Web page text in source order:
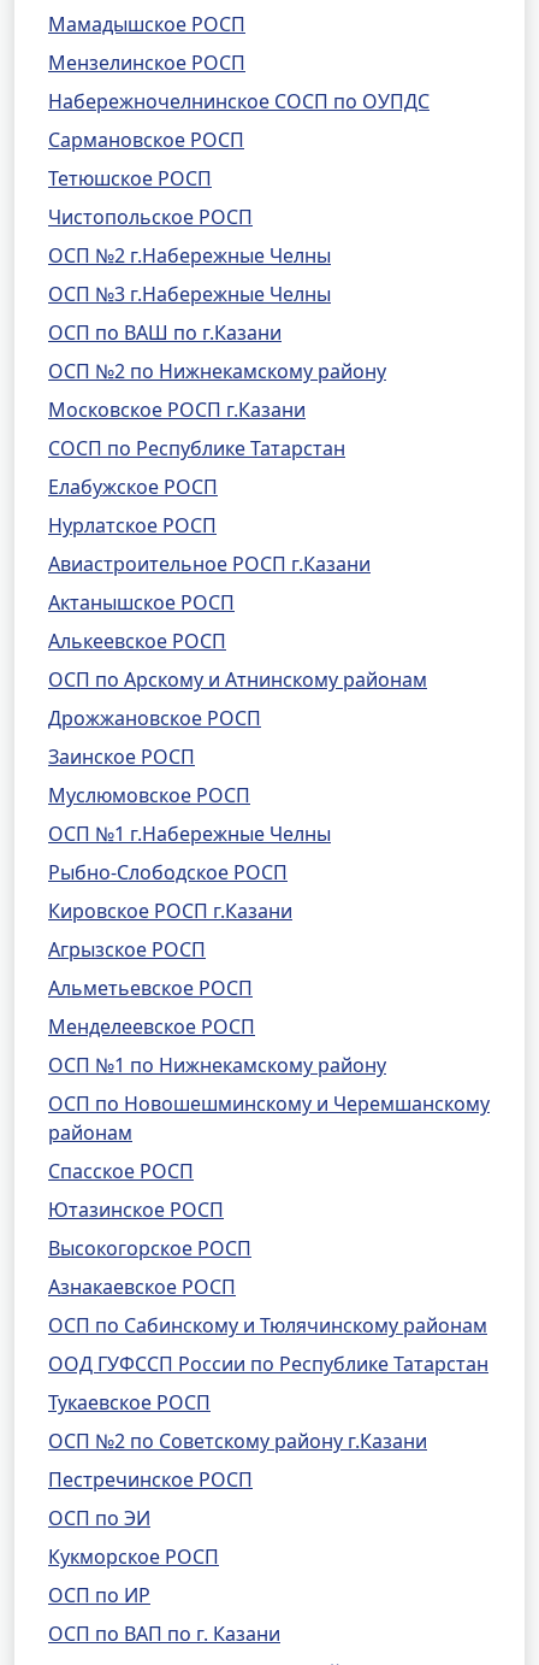
Мамадышское РОСП
Мензелинское РОСП
Набережночелнинское СОСП по ОУПДС
Сармановское РОСП
Тетюшское РОСП
Чистопольское РОСП
ОСП №2 г.Набережные Челны
ОСП №3 г.Набережные Челны
ОСП по ВАШ по г.Казани
ОСП №2 по Нижнекамскому району
Московское РОСП г.Казани
СОСП по Республике Татарстан
Елабужское РОСП
Нурлатское РОСП
Авиастроительное РОСП г.Казани
Актанышское РОСП
Алькеевское РОСП
ОСП по Арскому и Атнинскому районам
Дрожжановское РОСП
Заинское РОСП
Муслюмовское РОСП
ОСП №1 г.Набережные Челны
Рыбно-Слободское РОСП
Кировское РОСП г.Казани
Агрызское РОСП
Альметьевское РОСП
Менделеевское РОСП
ОСП №1 по Нижнекамскому району
ОСП по Новошешминскому и Черемшанскому
районам
Спасское РОСП
Ютазинское РОСП
Высокогорское РОСП
Азнакаевское РОСП
ОСП по Сабинскому и Тюлячинскому районам
ООД ГУФССП России по Республике Татарстан
Тукаевское РОСП
ОСП №2 по Советскому району г.Казани
Пестречинское РОСП
ОСП по ЭИ
Кукморское РОСП
ОСП по ИР
ОСП по ВАП по г. Казани